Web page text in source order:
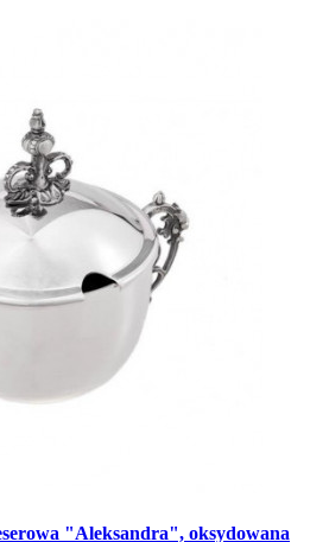
"Aleksandra", oksydowana